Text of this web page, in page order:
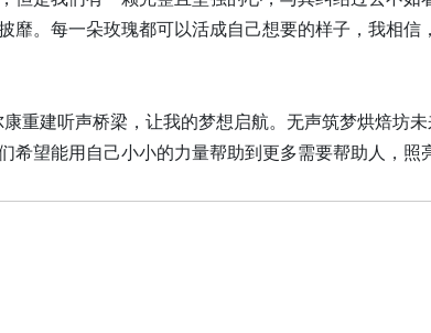
靡。每一朵玫瑰都可以活成自己想要的样子，我相信
重建听声桥梁，让我的梦想启航。无声筑梦烘焙坊
希望能用自己小小的力量帮助到更多需要帮助人，照